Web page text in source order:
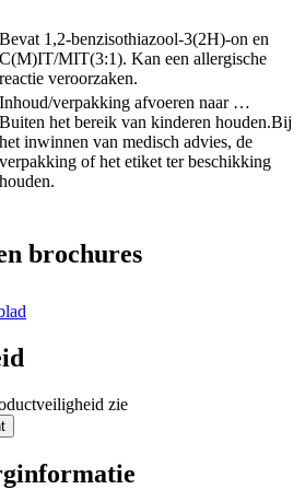
Bevat 1,2-benzisothiazool-3(2H)-on en
C(M)IT/MIT(3:1). Kan een allergische
reactie veroorzaken.
Inhoud/verpakking afvoeren naar …
Buiten het bereik van kinderen houden.Bij
het inwinnen van medisch advies, de
verpakking of het etiket ter beschikking
houden.
brochures
zie